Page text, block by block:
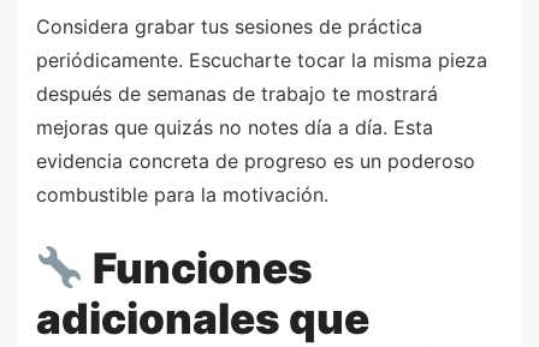
Considera grabar tus sesiones de práctica
periódicamente. Escucharte tocar la misma pieza
después de semanas de trabajo te mostrará
mejoras que quizás no notes día a día. Esta
evidencia concreta de progreso es un poderoso
combustible para la motivación.
Funciones
adicionales que